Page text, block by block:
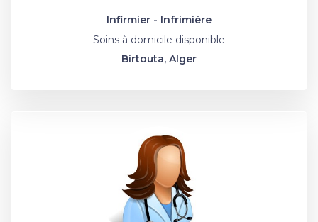
Infirmier - Infrimiére
Soins à domicile disponible
Birtouta, Alger